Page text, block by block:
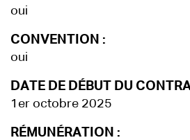
oui
CONVENTION :
oui
DATE DE DÉBUT DU
1er octobre 2025
RÉMUNÉRATION :